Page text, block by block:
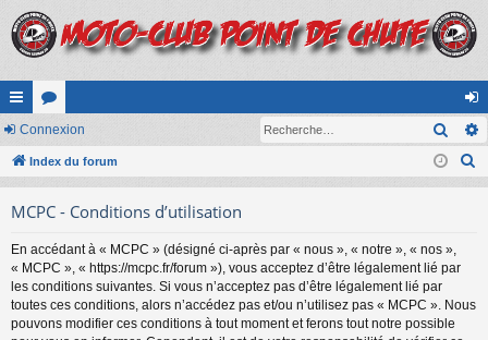
cc
ès
de
or
u
on
ne
Connexion
Index du forum
MCPC - Conditions d’utilisation
En accédant à « MCPC » (désigné ci-après par « nous », « notre », « nos »,
« MCPC », « https://mcpc.fr/forum »), vous acceptez d’être légalement lié par
les conditions suivantes. Si vous n’acceptez pas d’être légalement lié par
toutes ces conditions, alors n’accédez pas et/ou n’utilisez pas « MCPC ». Nous
pouvons modifier ces conditions à tout moment et ferons tout notre possible